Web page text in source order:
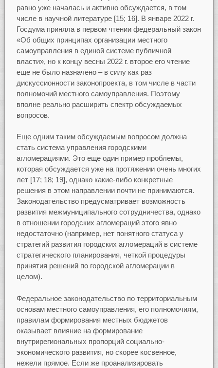
равно уже началась и активно обсуждается, в том
числе в научной литературе [15; 16]. В январе 2022 г.
Госдума приняла в первом чтении федеральный закон
«Об общих принципах организации местного
самоуправления в единой системе публичной
власти», но к концу весны 2022 г. второе его чтение
еще не было назначено – в силу как раз
дискуссионности законопроекта, в том числе в части
полномочий местного самоуправления. Поэтому
вполне реально расширить спектр обсуждаемых
вопросов.
Еще одним таким обсуждаемым вопросом должна
стать система управления городскими
агломерациями. Это еще один пример проблемы,
которая обсуждается уже на протяжении очень многих
лет [17; 18; 19], однако какие-либо конкретные
решения в этом направлении почти не принимаются.
Законодательство предусматривает возможность
развития межмуниципального сотрудничества, однако
в отношении городских агломераций этого явно
недостаточно (например, нет понятного статуса у
стратегий развития городских агломераций в системе
стратегического планирования, четкой процедуры
принятия решений по городской агломерации в
целом).
Федеральное законодательство по территориальным
основам местного самоуправления, его полномочиям,
правилам формирования местных бюджетов
оказывает влияние на формирование
внутрирегиональных пропорций социально-
экономического развития, но скорее косвенное,
нежели прямое. Если же проанализировать